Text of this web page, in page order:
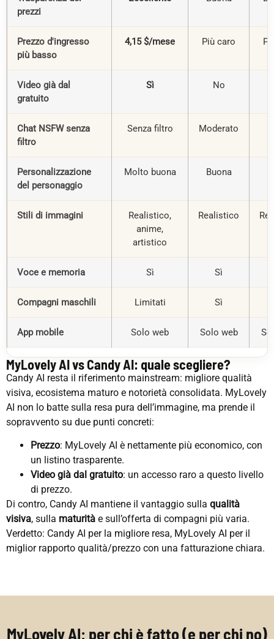
prezzi
Prezzo d'ingresso
più basso
4,15 $/mese Più caro
Video già dal
gratuito
Sì No
Chat NSFW senza
filtro
Senza filtro Moderato
Personalizzazione
del personaggio
Molto buona Buona
Stili di immagini
Realistico,
anime,
artistico
Realistico
Voce e memoria Sì Sì
Compagni maschili Limitati Sì
App mobile Solo web Solo web
MyLovely AI vs Candy AI: quale scegliere?
Candy AI resta il riferimento mainstream: migliore qualità
visiva, ecosistema maturo e notorietà consolidata. MyLovely
AI non lo batte sulla resa pura dell’immagine, ma prende il
sopravvento su due punti concreti:
Prezzo: MyLovely AI è nettamente più economico, con
un listino trasparente.
Video già dal gratuito: un accesso raro a questo livello
di prezzo.
Di contro, Candy AI mantiene il vantaggio sulla qualità
visiva, sulla maturità e sull’offerta di compagni più varia.
Verdetto: Candy AI per la migliore resa, MyLovely AI per il
miglior rapporto qualità/prezzo con una fatturazione chiara.
MyLovely AI: per chi è fatto (e per chi no)